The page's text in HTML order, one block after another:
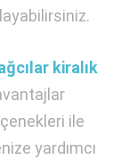
kiralık
ile
yardımcı